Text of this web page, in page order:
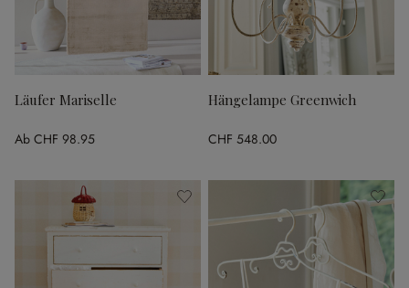
Läufer Mariselle
Ab CHF 98.95
Hängelampe Greenwich
CHF 548.00